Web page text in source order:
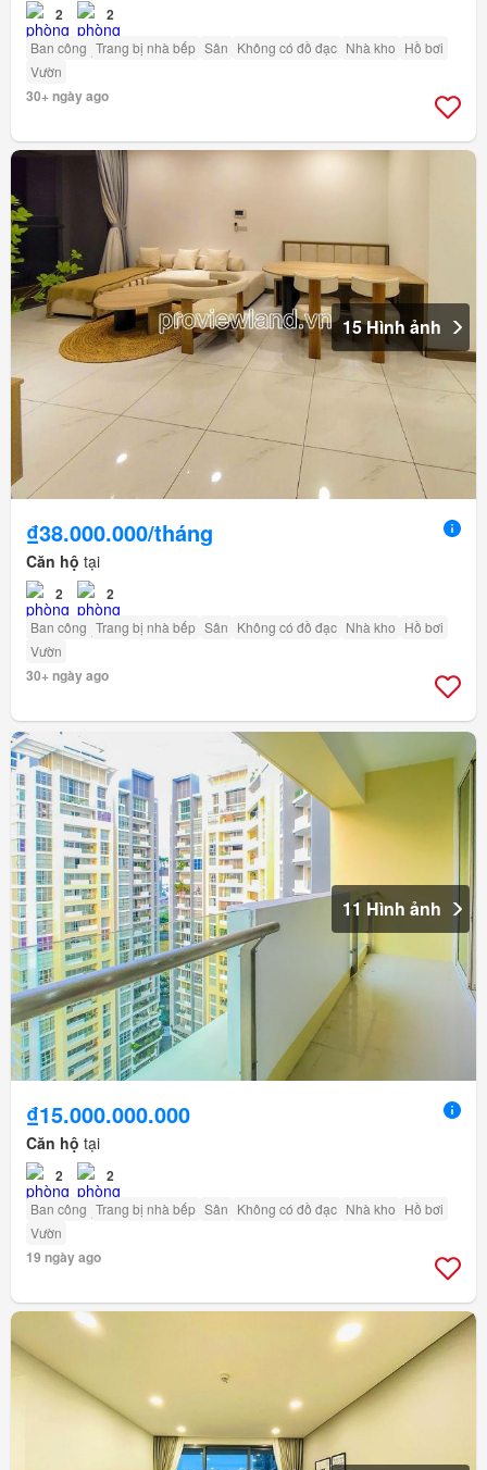
2 2
Ban công Trang bị nhà bếp Sân Không có đồ đạc Nhà kho Hồ bơi
Vườn
30+ ngày ago
15 Hình ảnh
₫38.000.000/tháng
Căn hộ tại
2 2
Ban công Trang bị nhà bếp Sân Không có đồ đạc Nhà kho Hồ bơi
Vườn
30+ ngày ago
11 Hình ảnh
₫15.000.000.000
Căn hộ tại
2 2
Ban công Trang bị nhà bếp Sân Không có đồ đạc Nhà kho Hồ bơi
Vườn
19 ngày ago